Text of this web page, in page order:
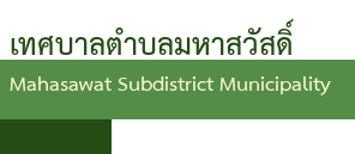
ติ
เทศบาลตำบลมหาสวัสดิ์
Mahasawat Subdistrict Municipality